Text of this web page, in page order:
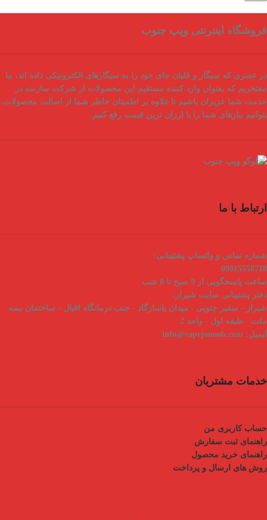
فروشگاه اینترنتی ویپ جنوب
در عصری که سیگار و قلیان جای خود را به سیگارهای الکترونیکی داده اند، ما
مفتخریم که بعنوان وارد کننده مستقیم
این محصولات از شرکت سازنده در
خدمت شما عزیزان باشیم تا علاوه بر اطمینان خاطر شما از
اصالت محصولات،
بتوانیم نیازهای شما را با ارزان ترین قیمت رفع کنیم.
ارتباط با ما
شماره تماس و واتساپ پشتیبانی:
09015558718
ساعت پاسخگویی از 9 صبح تا 8 شب
دفتر پشتیبانی سایت شیراز:
شیراز - سفیر جنوبی - میدان پاسارگاد - جنب درمانگاه اقبال - ساختمان بیمه
ملت - طبقه اول - واحد 2
ایمیل:
خدمات مشتریان
حساب کاربری من
راهنمای ثبت سفارش
راهنمای خرید محصول
روش های ارسال و پرداخت